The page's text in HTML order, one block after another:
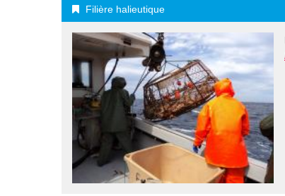
d'Ariane
Filière halieutique